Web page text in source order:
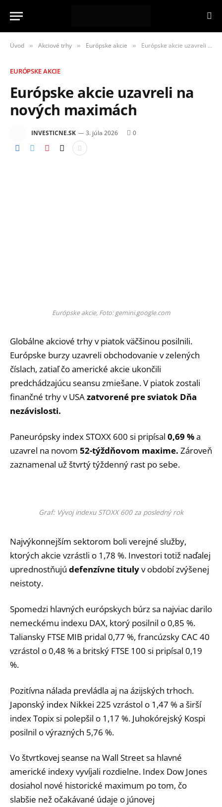
Úvod » Akciové trhy » Európske akcie » Európske akcie uzavreli na nových maximách
EURÓPSKE AKCIE
Európske akcie uzavreli na
nových maximách
INVESTICNE.SK 3. júla 2026 0
Európske akcie, Foto: gemini.google.com
Globálne akciové trhy v piatok väčšinou posilnili.
Európske burzy uzavreli obchodovanie v zelených
číslach, zatiaľ čo americké akcie ukončili
predchádzajúcu seansu zmiešane. V piatok zostali
finančné trhy v USAzatvorené pre sviatok Dňa
nezávislosti.
Paneurópsky index STOXX 600 si pripísal 0,69 %a
uzavrel na novom 52-týždňovom maxime. Zároveň
zaznamenal už štvrtý týždenný rast po sebe.
Graf: Vývoj indexu STOXX 600 za posledný rok
Najvýkonnejším sektorom boli verejné služby,
ktorých akcie vzrástli o 1,78 %. Investori totiž naďalej
uprednostňujú defenzívne titulyv období zvýšenej
neistoty.
Spomedzi hlavných európskych búrz sa najviac darilo
nemeckému indexu DAX, ktorý posilnil o 0,85 %.
Taliansky FTSE MIB pridal 0,77 %, francúzsky CAC 40
vzrástol o 0,48 % a britský FTSE 100 si pripísal 0,19
%.
Pozitívna nálada prevládla aj na ázijských trhoch.
Japonský index Nikkei 225 vzrástol o 1,47 % a širší
index Topix si polepšil o 1,17 %. Juhokórejský Kospi
posilnil o výrazných 5,76 %.
Vo štvrtkovej seanse na Wall Street sa hlavné
americké indexy vyvíjali rozdielne. Index Dow Jones
dosiahol nové historické maximum po tom, čo
slabšie než očakávané údaje o júnovej